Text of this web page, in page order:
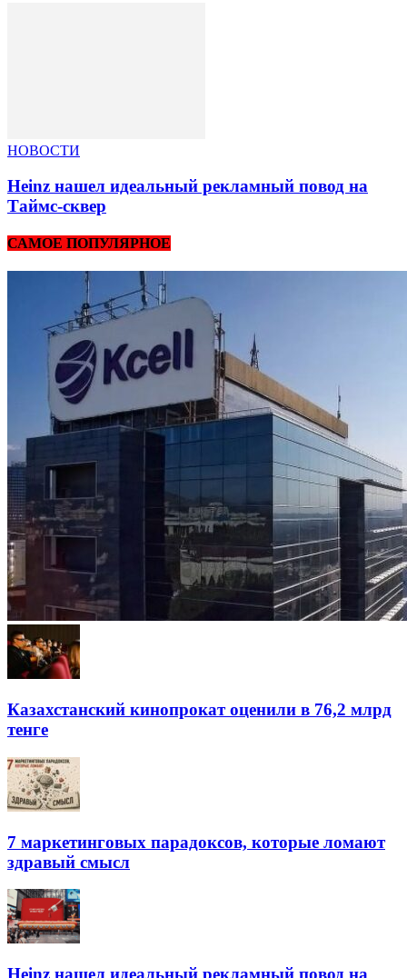
НОВОСТИ
Heinz нашел идеальный рекламный повод на
Таймс-сквер
САМОЕ ПОПУЛЯРНОЕ
Казахстанский кинопрокат оценили в 76,2 млрд
тенге
7 маркетинговых парадоксов, которые ломают
здравый смысл
Heinz нашел идеальный рекламный повод на